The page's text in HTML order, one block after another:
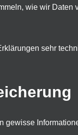
wie wir
sehr